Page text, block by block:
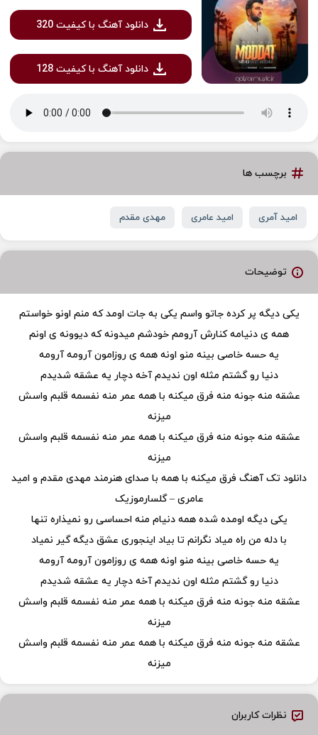
دانلود آهنگ با کیفیت 320
دانلود آهنگ با کیفیت 128
برچسب ها
امید آمری امید عامری مهدی مقدم
توضیحات
یکی دیگه پر کرده جاتو واسم یکی به جات اومد که منم اونو خواستم
همه ی دنیامه کنارش آرومم خودشم میدونه که دیوونه ی اونم
یه حسه خاصی بینه منو اونه همه ی روزامون آرومه آرومه
دنیا رو گشتم مثله اون ندیدم آخه دچار یه عشقه شدیدم
عشقه منه جونه منه فرق میکنه با همه عمر منه نفسمه قلبم واسش
میزنه
عشقه منه جونه منه فرق میکنه با همه عمر منه نفسمه قلبم واسش
میزنه
دانلود تک آهنگ فرق میکنه با همه با صدای هنرمند مهدی مقدم و امید
عامری – گلسارموزیک
یکی دیگه اومده شده همه دنیام منه احساسی رو نمیذاره تنها
با دله من راه میاد نگرانم تا بیاد اینجوری عشق دیگه گیر نمیاد
یه حسه خاصی بینه منو اونه همه ی روزامون آرومه آرومه
دنیا رو گشتم مثله اون ندیدم آخه دچار یه عشقه شدیدم
عشقه منه جونه منه فرق میکنه با همه عمر منه نفسمه قلبم واسش
میزنه
عشقه منه جونه منه فرق میکنه با همه عمر منه نفسمه قلبم واسش
میزنه
نظرات کاربران